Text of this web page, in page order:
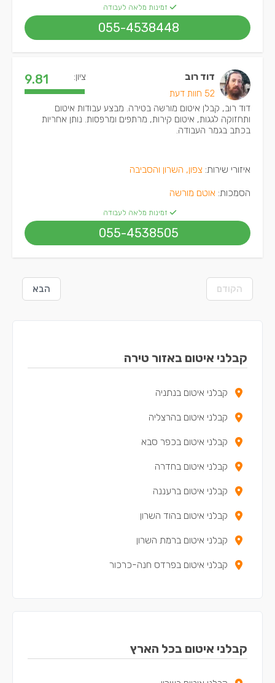
זמינות מלאה לעבודה
055-4538448
דוד רוב
52 חוות דעת
ציון: 9.81
דוד רוב, קבלן איטום מורשה בטירה. מבצע עבודות איטום
ותחזוקה לגגות, איטום קירות, מרתפים ומרפסות. נותן אחריות
בכתב בגמר העבודה.
איזורי שירות: צפון, השרון והסביבה
הסמכות: אוטם מורשה
זמינות מלאה לעבודה
055-4538505
הקודם הבא
קבלני איטום באזור טירה
קבלני איטום בנתניה
קבלני איטום בהרצליה
קבלני איטום בכפר סבא
קבלני איטום בחדרה
קבלני איטום ברעננה
קבלני איטום בהוד השרון
קבלני איטום ברמת השרון
קבלני איטום בפרדס חנה-כרכור
קבלני איטום בזכרון יעקב
קבלני איטום באריאל
קבלני איטום בכל הארץ